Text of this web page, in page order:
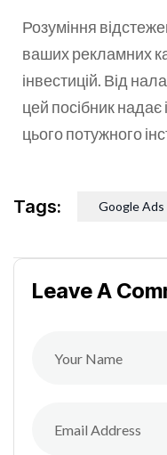
Розуміння
ваших рекламних
інвестицій. Від
цей посібник
цього потужного
Tags: Google Ads
Leave A